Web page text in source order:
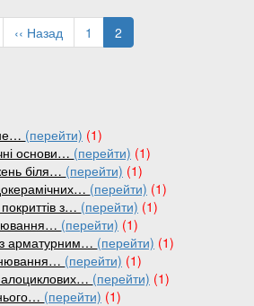
Попередня
сторінка
‹‹ Назад Page
1
Поточна
сторінка
2
(перейти) (1)
основи… (перейти) (1)
біля… (перейти) (1)
(перейти) (1)
з… (перейти) (1)
(перейти) (1)
арматурним… (перейти) (1)
(перейти) (1)
(перейти) (1)
(перейти) (1)